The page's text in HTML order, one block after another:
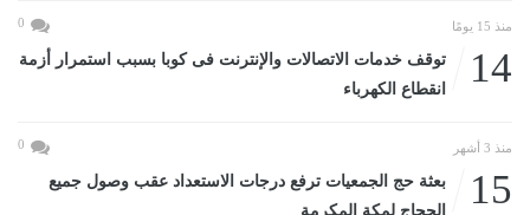
منذ 15 يومًا 0
14
توقف خدمات الاتصالات والإنترنت فى كوبا بسبب استمرار أزمة
انقطاع الكهرباء
منذ 3 أشهر 0
15
بعثة حج الجمعيات ترفع درجات الاستعداد عقب وصول جميع
الحجاج لمكة المكرمة